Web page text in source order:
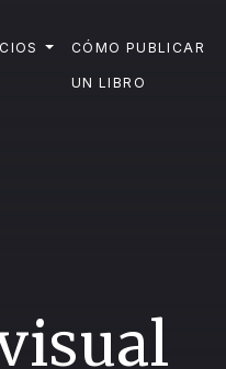
CÓMO PUBLICAR
UN LIBRO